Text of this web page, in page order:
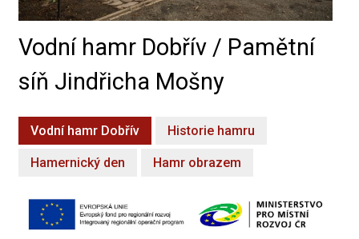
Vodní hamr Dobřív / Pamětní
síň Jindřicha Mošny
Vodní hamr Dobřív Historie hamru
Hamernický den Hamr obrazem